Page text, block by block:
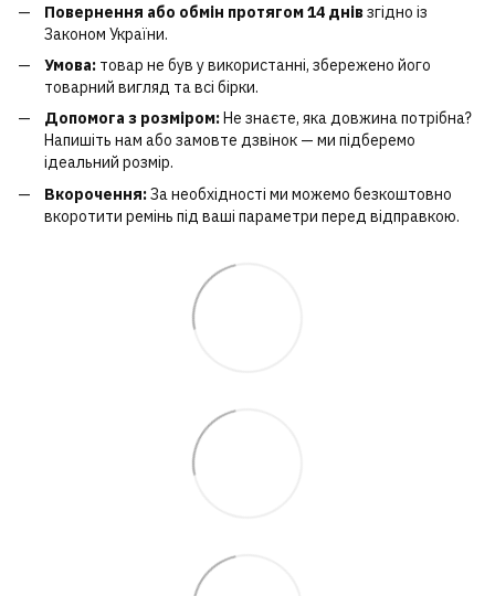
Повернення або обмін протягом 14 днівзгідно із
Законом України.
Умова: товар не був у використанні, збережено його
товарний вигляд та всі бірки.
Допомога з розміром: Не знаєте, яка довжина потрібна?
Напишіть нам або замовте дзвінок — ми підберемо
ідеальний розмір.
Вкорочення:За необхідності ми можемо безкоштовно
вкоротити ремінь під ваші параметри перед відправкою.